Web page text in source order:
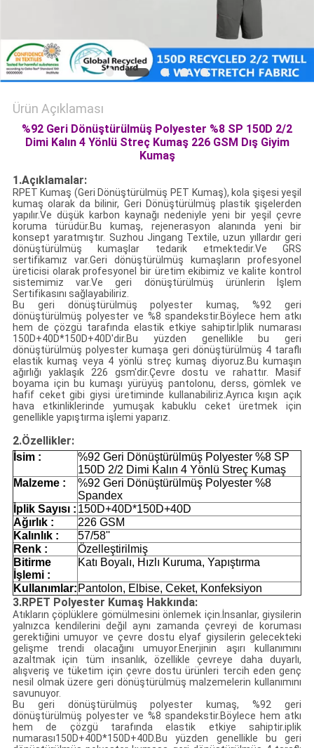
Ürün Açıklaması
%92 Geri Dönüştürülmüş Polyester %8 SP 150D 2/2
Dimi Kalın 4 Yönlü Streç Kumaş 226 GSM Dış Giyim
Kumaş
1.Açıklamalar:
RPET Kumaş (Geri Dönüştürülmüş PET Kumaş), kola şişesi yeşil
kumaş olarak da bilinir, Geri Dönüştürülmüş plastik şişelerden
yapılır.Ve düşük karbon kaynağı nedeniyle yeni bir yeşil çevre
koruma türüdür.Bu kumaş, rejenerasyon alanında yeni bir
konsept yaratmıştır. Suzhou Jingang Textile, uzun yıllardır geri
dönüştürülmüş kumaşlar tedarik etmektedir.Ve GRS
sertifikamız var.Geri dönüştürülmüş kumaşların profesyonel
üreticisi olarak profesyonel bir üretim ekibimiz ve kalite kontrol
sistemimiz var.Ve geri dönüştürülmüş ürünlerin İşlem
Sertifikasını sağlayabiliriz.
Bu geri dönüştürülmüş polyester kumaş, %92 geri
dönüştürülmüş polyester ve %8 spandekstir.Böylece hem atkı
hem de çözgü tarafında elastik etkiye sahiptir.İplik numarası
150D+40D*150D+40D'dir.Bu yüzden genellikle bu geri
dönüştürülmüş polyester kumaşa geri dönüştürülmüş 4 taraflı
elastik kumaş veya 4 yönlü streç kumaş diyoruz.Bu kumaşın
ağırlığı yaklaşık 226 gsm'dir.Çevre dostu ve rahattır. Masif
boyama için bu kumaşı yürüyüş pantolonu, derss, gömlek ve
hafif ceket gibi giysi üretiminde kullanabiliriz.Ayrıca kışın açık
hava etkinliklerinde yumuşak kabuklu ceket üretmek için
genellikle yapıştırma işlemi yaparız.
2.Özellikler:
İsim :
%92 Geri Dönüştürülmüş Polyester %8 SP
150D 2/2 Dimi Kalın 4 Yönlü Streç Kumaş
Malzeme :
%92 Geri Dönüştürülmüş Polyester %8
Spandex
İplik Sayısı : 150D+40D*150D+40D
Ağırlık :
226 GSM
Kalınlık :
57/58''
Renk :
Özelleştirilmiş
Bitirme
İşlemi :
Katı Boyalı, Hızlı Kuruma, Yapıştırma
Kullanımlar: Pantolon, Elbise, Ceket, Konfeksiyon
3.RPET Polyester Kumaş Hakkında:
Atıkların çöplüklere gömülmesini önlemek için.İnsanlar, giysilerin
yalnızca kendilerini değil aynı zamanda çevreyi de koruması
gerektiğini umuyor ve çevre dostu elyaf giysilerin gelecekteki
gelişme trendi olacağını umuyor.Enerjinin aşırı kullanımını
azaltmak için tüm insanlık, özellikle çevreye daha duyarlı,
alışveriş ve tüketim için çevre dostu ürünleri tercih eden genç
nesil olmak üzere geri dönüştürülmüş malzemelerin kullanımını
savunuyor.
Bu geri dönüştürülmüş polyester kumaş, %92 geri
dönüştürülmüş polyester ve %8 spandekstir.Böylece hem atkı
hem de çözgü tarafında elastik etkiye sahiptir.iplik
numarası150D+40D*150D+40D.Bu yüzden genellikle bu geri